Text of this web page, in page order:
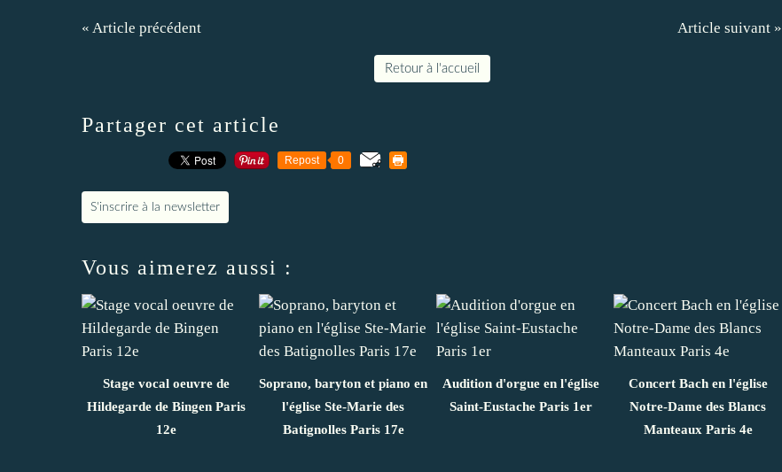
« Article précédent Article suivant »
Retour à l'accueil
Partager cet article
Repost 0
S'inscrire à la newsletter
Vous aimerez aussi :
Stage vocal oeuvre de
Hildegarde de Bingen Paris
12e
Soprano, baryton et piano en
l'église Ste-Marie des
Batignolles Paris 17e
Audition d'orgue en l'église
Saint-Eustache Paris 1er
Concert Bach en l'église
Notre-Dame des Blancs
Manteaux Paris 4e